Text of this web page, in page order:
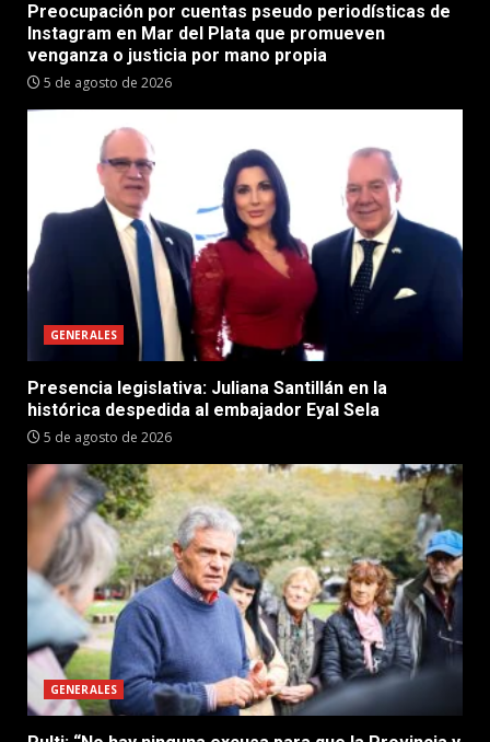
Preocupación por cuentas pseudo periodísticas de
Instagram en Mar del Plata que promueven
venganza o justicia por mano propia
5 de agosto de 2026
GENERALES
Presencia legislativa: Juliana Santillán en la
histórica despedida al embajador Eyal Sela
5 de agosto de 2026
GENERALES